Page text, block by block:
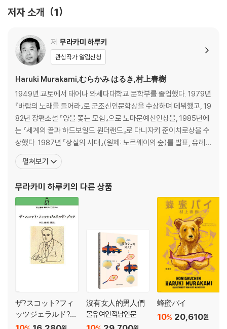
저자 소개 1
저 무라카미 하루키
관심작가 알림신청
Haruki Murakami,むらかみ はるき,村上春樹
1949년 교토에서 태어나 와세다대학교 문학부를 졸업했다. 1979년
『바람의 노래를 들어라』로 군조신인문학상을 수상하며 데뷔했고, 19
82년 장편소설 『양을 쫓는 모험』으로 노마문예신인상을, 1985년에
는 『세계의 끝과 하드보일드 원더랜드』로 다니자키 준이치로상을 수
상했다. 1987년 『상실의 시대』(원제: 노르웨이의 숲)를 발표, 유례없
는 베스트셀러 선풍과 함께 하루키 신드롬을 일으키며 세계적인 작가
로 떠올랐다. 1994년 『태엽 감는 새』로 요미우리문학상을 수상했고,
타임스 ‘올해의 책’에 선정되었다. 그 밖
펼쳐보기
무라카미 하루키 의 다른 상품
ザ?スコット?フィ
ッツジェラルド?ブ
ック
沒有女人的男人們
몰유여인적남인문
蜂蜜パイ
20,610원
10%